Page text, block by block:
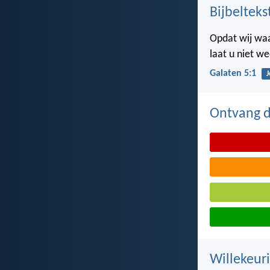
Opdat wij
laat u niet
Galaten 5:1
Ontvang